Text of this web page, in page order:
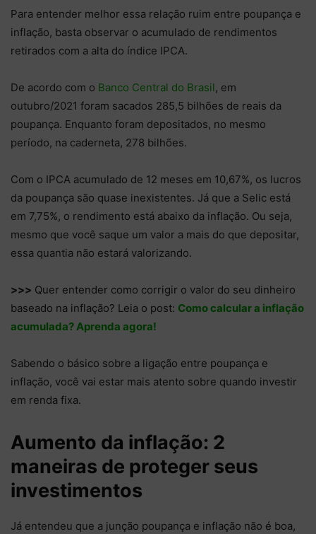
Para entender melhor essa relação ruim entre poupança e
inflação, basta observar o acumulado de rendimentos
retirados com a alta do índice IPCA.
De acordo com o Banco Central do Brasil, em
outubro/2021 foram sacados 285,5 bilhões de reais da
poupança. Enquanto foram depositados, no mesmo
período, na caderneta, 278 bilhões.
Com o IPCA acumulado de 12 meses em 10,67%, os lucros
da poupança são quase inexistentes. Já que a Selic está
em 7,75%, o rendimento está abaixo da inflação. Ou seja,
mesmo que você saque um valor a mais do que depositar,
essa quantia não estará valorizando.
>>> Quer entender como corrigir o valor do seu dinheiro
baseado na inflação? Leia o post: Como calcular a inflação
acumulada? Aprenda agora!
Sabendo o básico sobre a ligação entre poupança e
inflação, você vai estar mais atento sobre quando investir
em renda fixa.
Aumento da inflação: 2
maneiras de proteger seus
investimentos
Já entendeu que a junção poupança e inflação não é boa,